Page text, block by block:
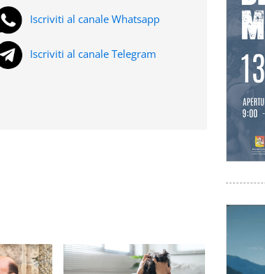
Iscriviti al canale Whatsapp
Iscriviti al canale Telegram